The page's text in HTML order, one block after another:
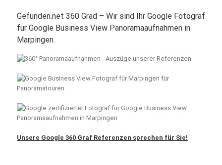
Gefunden.net 360 Grad – Wir sind Ihr Google Fotograf
für Google Business View Panoramaaufnahmen in
Marpingen.
Unsere Google 360 Graf Referenzen sprechen für Sie!